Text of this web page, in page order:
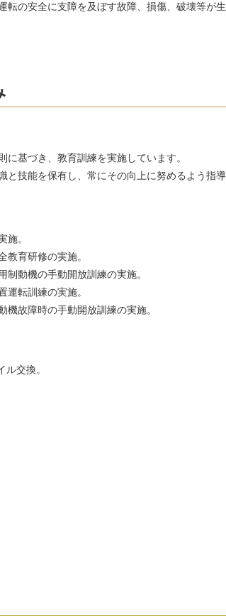
の安全に支障を及ぼす故障、損傷、破壊等が生
基づき、教育訓練を実施しています。
技能を保有し、常にその向上に努めるよう指導
。
育研修の実施。
動機の手動開放訓練の実施。
転訓練の実施。
手動開放訓練の実施。
交換。